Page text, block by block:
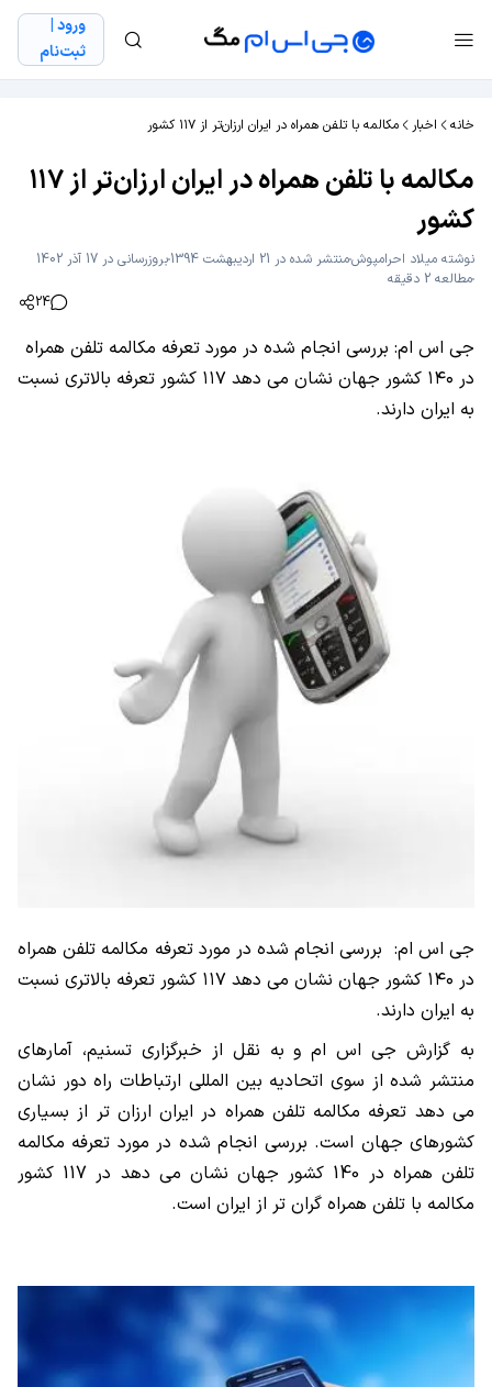
ورود |
ثبت‌نام
خانه اخبار مکالمه با تلفن همراه در ایران ارزان‌تر از ۱۱۷ کشور
مکالمه با تلفن همراه در ایران ارزان‌تر از ۱۱۷
کشور
نوشته میلاد احرامپوشمنتشر شده در 21 اردیبهشت 1394
بروزرسانی در 17 آذر 1402
مطالعه 2 دقیقه
24
جی اس ام: بررسی انجام شده در مورد تعرفه مکالمه تلفن همراه
در ۱۴۰ کشور جهان نشان می دهد ۱۱۷ کشور تعرفه بالاتری نسبت
به ایران دارند.
جی اس ام: بررسی انجام شده در مورد تعرفه مکالمه تلفن همراه
در ۱۴۰ کشور جهان نشان می دهد ۱۱۷ کشور تعرفه بالاتری نسبت
به ایران دارند.
به گزارش جی اس ام و به نقل از خبرگزاری تسنیم، آمارهای
منتشر شده از سوی اتحادیه بین المللی ارتباطات راه دور نشان
می دهد تعرفه مکالمه تلفن همراه در ایران ارزان تر از بسیاری
کشورهای جهان است. بررسی انجام شده در مورد تعرفه مکالمه
تلفن همراه در 140 کشور جهان نشان می دهد در 117 کشور
مکالمه با تلفن همراه گران تر از ایران است.